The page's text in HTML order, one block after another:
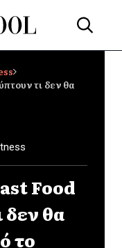
τι δεν θα
Food
δεν θα
το